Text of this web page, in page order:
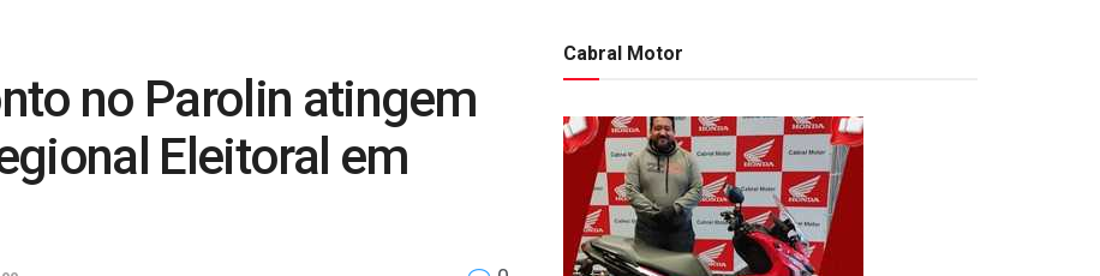
no Parolin atingem
Eleitoral em
Cabral Motor